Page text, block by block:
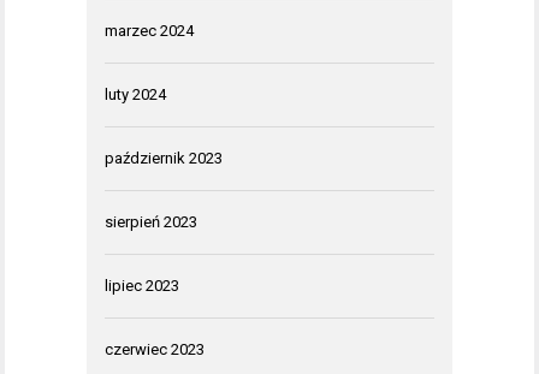
marzec 2024
luty 2024
październik 2023
sierpień 2023
lipiec 2023
czerwiec 2023